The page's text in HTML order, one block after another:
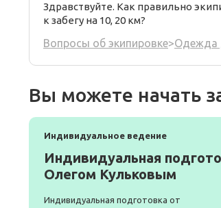
Здравствуйте. Как правильно
к забегу на 10, 20 км?
Вопросы об экипировке>Одежда
Вы можете начать
Индивидуальное ведение
Индивидуальная
Олегом Кульковым
Индивидуальная подготовка от